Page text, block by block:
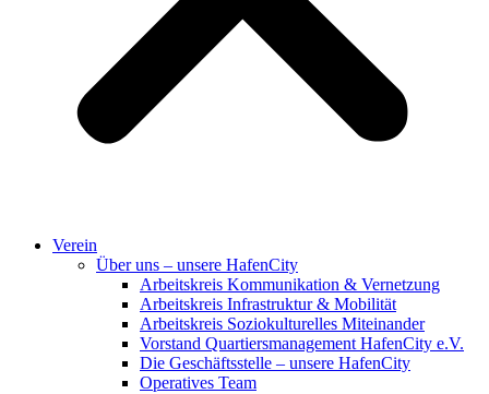
Verein
Über uns – unsere HafenCity
Arbeitskreis Kommunikation & Vernetzung
Arbeitskreis Infrastruktur & Mobilität
Arbeitskreis Soziokulturelles Miteinander
Vorstand Quartiersmanagement HafenCity e.V.
Die Geschäftsstelle – unsere HafenCity
Operatives Team